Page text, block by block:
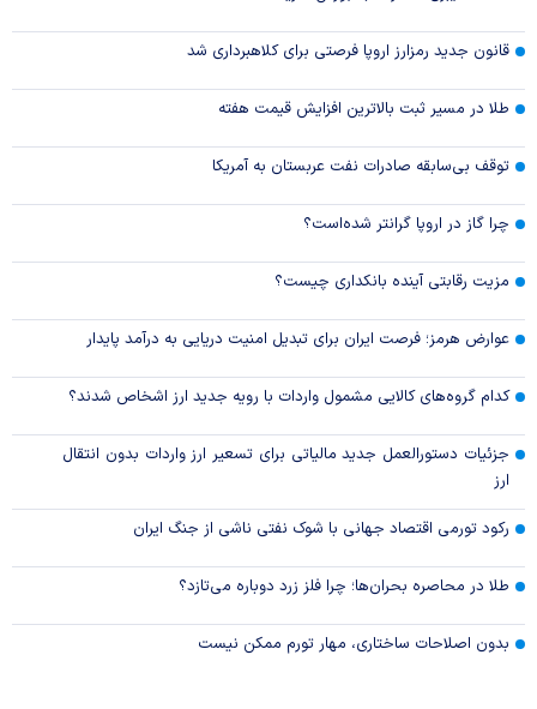
قانون جدید رمزارز اروپا فرصتی برای کلاهبرداری شد
طلا در مسیر ثبت بالاترین افزایش قیمت هفته
توقف بی‌سابقه صادرات نفت عربستان به آمریکا
چرا گاز در اروپا گرانتر شده‌است؟
مزیت رقابتی آینده بانکداری چیست؟
عوارض هرمز؛ فرصت ایران برای تبدیل امنیت دریایی به درآمد پایدار
کدام گروه‌های کالایی مشمول واردات با رویه جدید ارز اشخاص شدند؟
جزئیات دستورالعمل جدید مالیاتی برای تسعیر ارز واردات بدون انتقال
ارز
رکود تورمی اقتصاد جهانی با شوک نفتی ناشی از جنگ ایران
طلا در محاصره بحران‌ها؛ چرا فلز زرد دوباره می‌تازد؟
بدون اصلاحات ساختاری، مهار تورم ممکن نیست